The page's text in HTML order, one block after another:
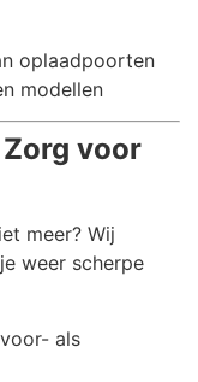
oplaadpoorten
modellen
Zorg voor
meer? Wij
weer scherpe
als